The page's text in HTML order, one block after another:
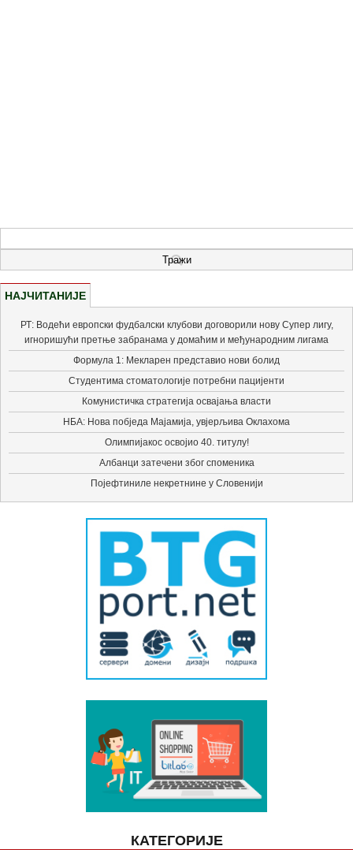
НАЈЧИТАНИЈЕ
РТ: Водећи европски фудбалски клубови договорили нову Супер лигу,
игноришући претње забранама у домаћим и међународним лигама
Формула 1: Мекларен представио нови болид
Студентима стоматологије потребни пацијенти
Комунистичка стратегија освајања власти
НБА: Нова побједа Мајамија, увјерљива Оклахома
Олимпијакос освојио 40. титулу!
Албанци затечени због споменика
Појефтиниле некретнине у Словенији
КАТЕГОРИЈЕ